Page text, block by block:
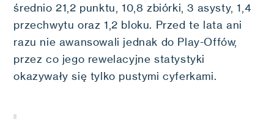
średnio 21,2 punktu, 10,8 zbiórki, 3 asysty, 1,4
przechwytu oraz 1,2 bloku. Przed te lata ani
razu nie awansowali jednak do Play-Offów,
przez co jego rewelacyjne statystyki
okazywały się tylko pustymi cyferkami.